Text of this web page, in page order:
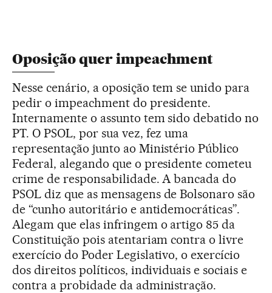
Oposição quer impeachment
Nesse cenário, a oposição tem se unido para
pedir o impeachment do presidente.
Internamente o assunto tem sido debatido no
PT. O PSOL, por sua vez, fez uma
representação junto ao Ministério Público
Federal, alegando que o presidente cometeu
crime de responsabilidade. A bancada do
PSOL diz que as mensagens de Bolsonaro são
de “cunho autoritário e antidemocráticas”.
Alegam que elas infringem o artigo 85 da
Constituição pois atentariam contra o livre
exercício do Poder Legislativo, o exercício
dos direitos políticos, individuais e sociais e
contra a probidade da administração.